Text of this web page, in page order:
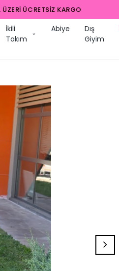
İkili
Takım
Abiye
Dış
Giyim